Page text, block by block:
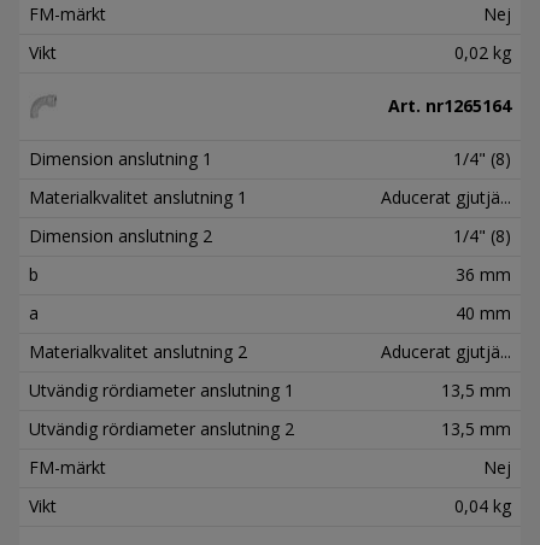
FM-märkt
Nej
Vikt
0,02 kg
Art. nr1265164
Dimension anslutning 1
1/4" (8)
Materialkvalitet anslutning 1
Aducerat gjutjä...
Dimension anslutning 2
1/4" (8)
b
36 mm
a
40 mm
Materialkvalitet anslutning 2
Aducerat gjutjä...
Utvändig rördiameter anslutning 1
13,5 mm
Utvändig rördiameter anslutning 2
13,5 mm
FM-märkt
Nej
Vikt
0,04 kg